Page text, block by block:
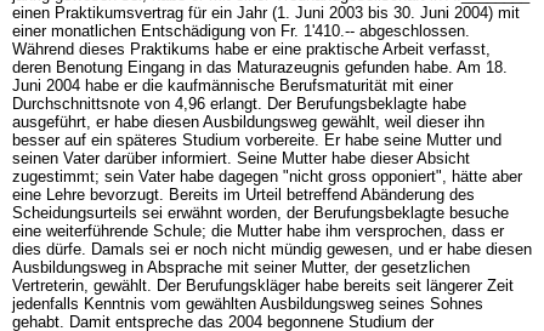
einen Praktikumsvertrag für ein Jahr (1. Juni 2003 bis 30. Juni 2004) mit
einer monatlichen Entschädigung von Fr. 1'410.-- abgeschlossen.
Während dieses Praktikums habe er eine praktische Arbeit verfasst,
deren Benotung Eingang in das Maturazeugnis gefunden habe. Am 18.
Juni 2004 habe er die kaufmännische Berufsmaturität mit einer
Durchschnittsnote von 4,96 erlangt. Der Berufungsbeklagte habe
ausgeführt, er habe diesen Ausbildungsweg gewählt, weil dieser ihn
besser auf ein späteres Studium vorbereite. Er habe seine Mutter und
seinen Vater darüber informiert. Seine Mutter habe dieser Absicht
zugestimmt; sein Vater habe dagegen "nicht gross opponiert", hätte aber
eine Lehre bevorzugt. Bereits im Urteil betreffend Abänderung des
Scheidungsurteils sei erwähnt worden, der Berufungsbeklagte besuche
eine weiterführende Schule; die Mutter habe ihm versprochen, dass er
dies dürfe. Damals sei er noch nicht mündig gewesen, und er habe diesen
Ausbildungsweg in Absprache mit seiner Mutter, der gesetzlichen
Vertreterin, gewählt. Der Berufungskläger habe bereits seit längerer Zeit
jedenfalls Kenntnis vom gewählten Ausbildungsweg seines Sohnes
gehabt. Damit entspreche das 2004 begonnene Studium der